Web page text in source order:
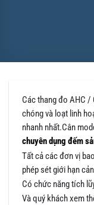
Các thang đo AHC /
chóng và loạt linh
nhanh nhất.Cân
chuyên dụng đếm
Tất cả các đơn vị
phép sét giới hạn
Có chức năng tích
Và quý khách xem